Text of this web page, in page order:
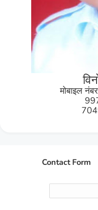
मोबाइल
Contact Form